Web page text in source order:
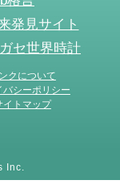
発見サイト
セ世界時計
クについて
バシーポリシー
イトマップ
Inc.